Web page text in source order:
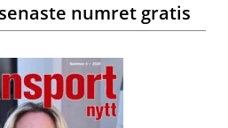
numret gratis